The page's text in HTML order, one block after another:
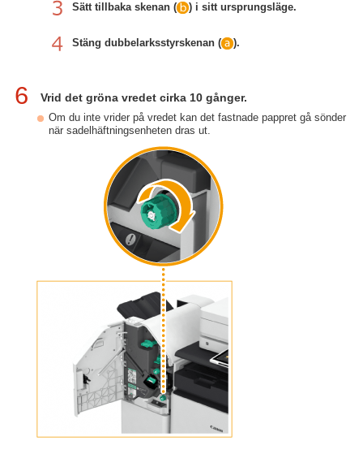
Sätt tillbaka skenan ( ) i sitt ursprungsläge.
Stäng dubbelarksstyrskenan ( ).
6 Vrid det gröna vredet cirka 10 gånger.
Om du inte vrider på vredet kan det fastnade pappret gå sönder
när sadelhäftningsenheten dras ut.